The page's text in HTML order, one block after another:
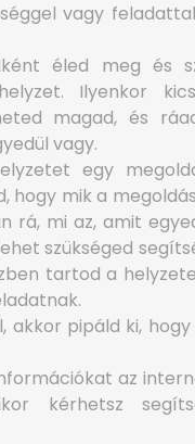
vagy
éled meg és
Ilyenkor
magad, és
vagy.
egy
hogy mik a
rá, mi az, amit
szükséged
tartod a
akkor pipáld ki, hogy
az
kérhetsz